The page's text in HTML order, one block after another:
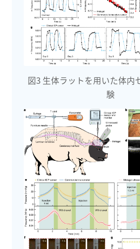
図3 生体ラットを用いた体内
験